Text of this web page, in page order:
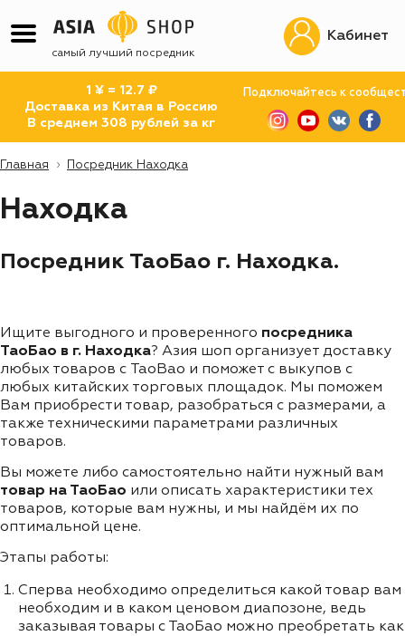
самый лучший посредник
1 ¥ = 12.7 ₽
Доставка из Китая в Россию
В среднем 308 рублей за кг
Подключайтесь к
Кабинет
Главная Посредник Находка
Находка
Посредник ТаоБао г. Находка.
Ищите выгодного и проверенного посредника
ТаоБао в г. Находка? Азия шоп организует доставку
любых товаров с TaoBao и поможет с выкупов с
любых китайских торговых площадок. Мы поможем
Вам приобрести товар, разобраться с размерами, а
также техническими параметрами различных
товаров.
Вы можете либо самостоятельно найти нужный вам
товар на ТаоБао или описать характеристики тех
товаров, которые вам нужны, и мы найдём их по
оптимальной цене.
Этапы работы:
Сперва необходимо определиться какой товар вам
необходим и в каком ценовом диапозоне, ведь
заказывая товары с ТаоБао можно преобретать как